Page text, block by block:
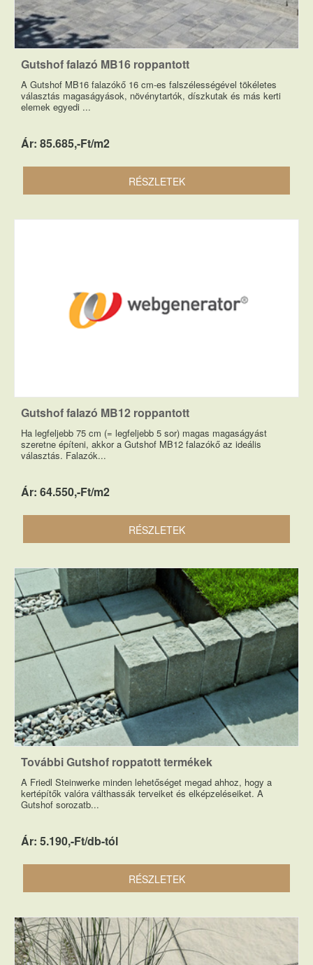
Gutshof falazó MB16 roppantott
A Gutshof MB16 falazókő 16 cm-es falszélességével tökéletes
választás magaságyások, növénytartók, díszkutak és más kerti
elemek egyedi ...
Ár: 85.685,-Ft/m2
RÉSZLETEK
Gutshof falazó MB12 roppantott
Ha legfeljebb 75 cm (= legfeljebb 5 sor) magas magaságyást
szeretne építeni, akkor a Gutshof MB12 falazókő az ideális
választás. Falazók...
Ár: 64.550,-Ft/m2
RÉSZLETEK
További Gutshof roppatott termékek
A Friedl Steinwerke minden lehetőséget megad ahhoz, hogy a
kertépítők valóra válthassák terveiket és elképzeléseiket. A
Gutshof sorozatb...
Ár: 5.190,-Ft/db-tól
RÉSZLETEK